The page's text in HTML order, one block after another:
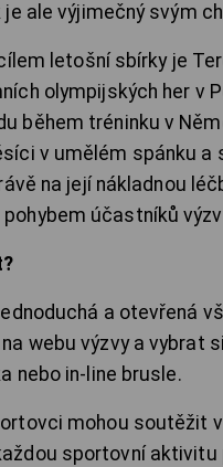
je ale výjimečný svým
letošní sbírky je
olympijských her v
během tréninku v
v umělém spánku a
na její nákladnou
účastníků
a otevřená
webu výzvy a vybrat
nebo in-line brusle.
mohou soutěžit
sportovní